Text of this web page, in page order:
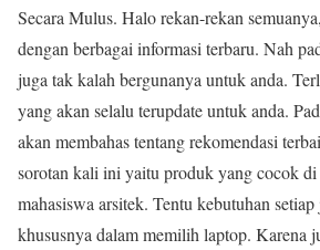
Secara Mulus. Halo rekan-rekan
dengan berbagai informasi terbaru. Nah
juga tak kalah bergunanya untuk anda.
yang akan selalu terupdate untuk anda.
akan membahas tentang rekomendasi
sorotan kali ini yaitu produk yang cocok di
mahasiswa arsitek. Tentu kebutuhan
khususnya dalam memilih laptop. Karena